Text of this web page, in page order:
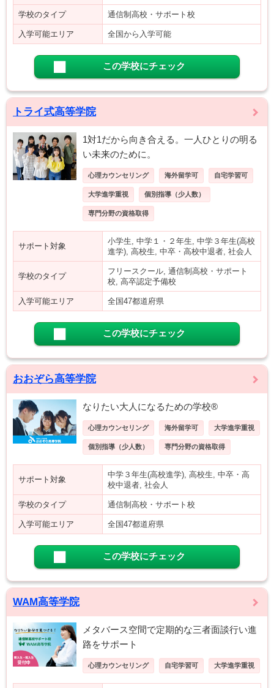
学校のタイプ 通信制高校・サポート校
入学可能エリア 全国から入学可能
この学校にチェック
トライ式高等学院
1対1だから向き合える。一人ひとりの明る
い未来のために。
心理カウンセリング 海外留学可 自宅学習可
大学進学重視 個別指導（少人数）
専門分野の資格取得
サポート対象
小学生, 中学１・２年生, 中学３年生(高校
進学), 高校生, 中卒・高校中退者, 社会人
学校のタイプ
フリースクール, 通信制高校・サポート
校, 高卒認定予備校
入学可能エリア 全国47都道府県
この学校にチェック
おおぞら高等学院
なりたい大人になるための学校®
心理カウンセリング 海外留学可 大学進学重視
個別指導（少人数） 専門分野の資格取得
サポート対象
中学３年生(高校進学), 高校生, 中卒・高
校中退者, 社会人
学校のタイプ 通信制高校・サポート校
入学可能エリア 全国47都道府県
この学校にチェック
WAM高等学院
メタバース空間で定期的な三者面談行い進
路をサポート
心理カウンセリング 自宅学習可 大学進学重視